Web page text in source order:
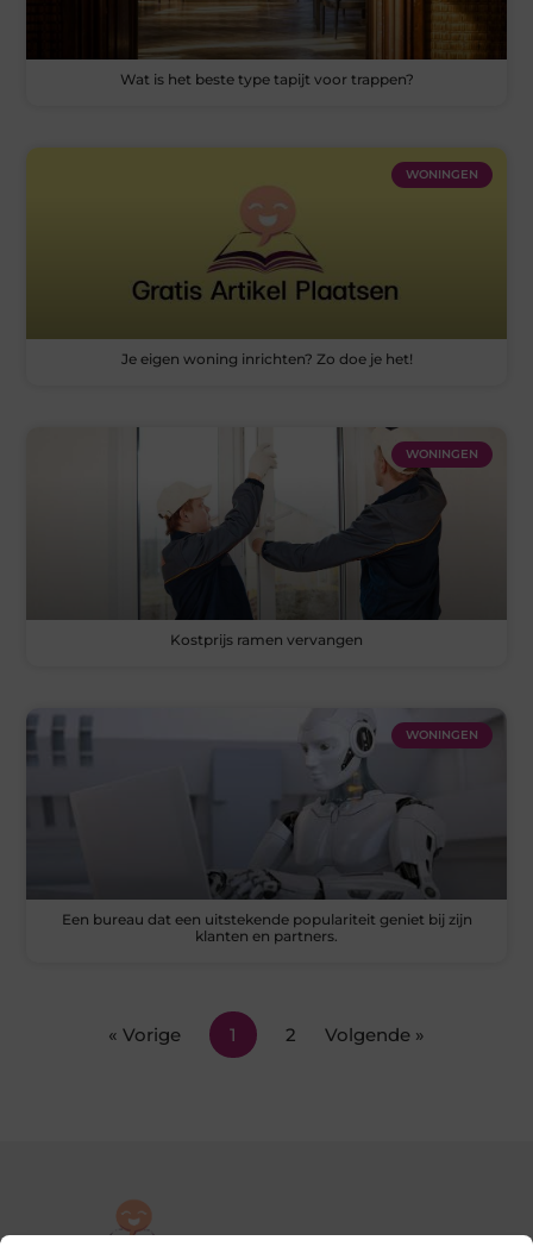
Wat is het beste type tapijt voor trappen?
WONINGEN
Je eigen woning inrichten? Zo doe je het!
WONINGEN
Kostprijs ramen vervangen
WONINGEN
Een bureau dat een uitstekende populariteit geniet bij zijn
klanten en partners.
« Vorige 1 2 Volgende »